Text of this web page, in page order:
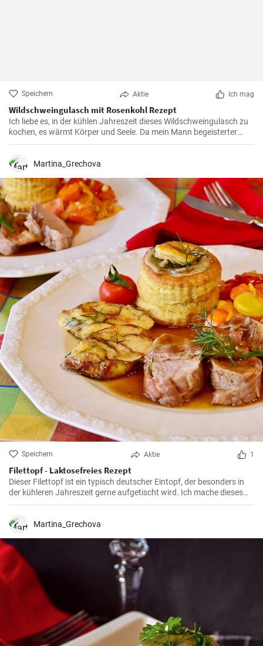
Speichern Aktie Ich mag
Wildschweingulasch mit Rosenkohl Rezept
Ich liebe es, in der kühlen Jahreszeit dieses Wildschweingulasch zu
kochen, es wärmt Körper und Seele. Da mein Mann begeisterter
Jäger ist, habe ich es mir zur Aufgabe gemacht, die besten Rezepte
Wildschweingulasch gehört definitiv zu meinen Favoriten.
Martina_Grechova
Speichern Aktie 1
Filettopf - Laktosefreies Rezept
Dieser Filettopf ist ein typisch deutscher Eintopf, der besonders in
der kühleren Jahreszeit gerne aufgetischt wird. Ich mache dieses
Rezept oft in meiner Familie, und sie lieben diese Köstlichkeit immer.
bekommt durch die Gewürze und das Gemüse einen wunderbaren
Martina_Grechova